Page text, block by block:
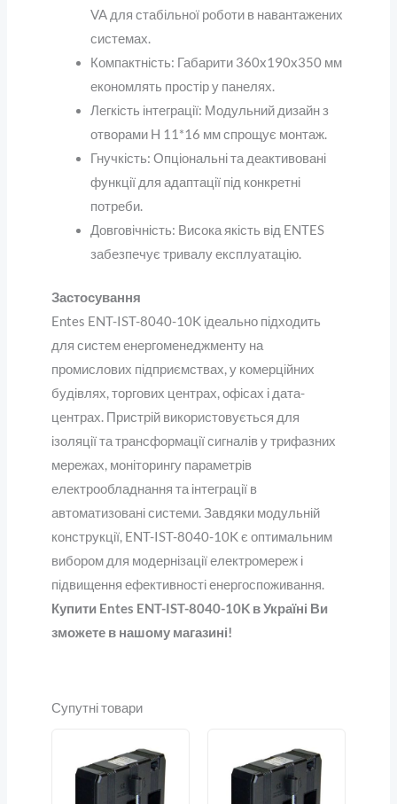
VA для стабільної роботи в навантажених
системах.
Компактність: Габарити 360x190x350 мм
економлять простір у панелях.
Легкість інтеграції: Модульний дизайн з
отворами H 11*16 мм спрощує монтаж.
Гнучкість: Опціональні та деактивовані
функції для адаптації під конкретні
потреби.
Довговічність: Висока якість від ENTES
забезпечує тривалу експлуатацію.
Застосування
Entes ENT-IST-8040-10K ідеально підходить
для систем енергоменеджменту на
промислових підприємствах, у комерційних
будівлях, торгових центрах, офісах і дата-
центрах. Пристрій використовується для
ізоляції та трансформації сигналів у трифазних
мережах, моніторингу параметрів
електрообладнання та інтеграції в
автоматизовані системи. Завдяки модульній
конструкції, ENT-IST-8040-10K є оптимальним
вибором для модернізації електромереж і
підвищення ефективності енергоспоживання.
Купити Entes ENT-IST-8040-10K в Україні Ви
зможете в нашому магазині!
Супутні товари